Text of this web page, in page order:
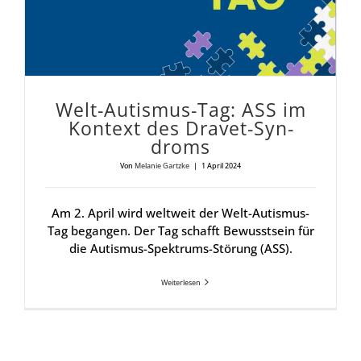
Welt-Autis­mus-Tag: ASS im
Kon­text des Dra­vet-Syn­
droms
Von Melanie Gartzke | 1 April 2024
Am 2. April wird weltweit der Welt-Autismus-
Tag begangen. Der Tag schafft Bewusstsein für
die Autismus-Spektrums-Störung (ASS).
Weiterlesen